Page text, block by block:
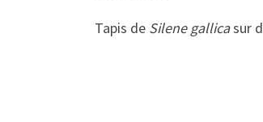
Tapis de Silene gallicasur